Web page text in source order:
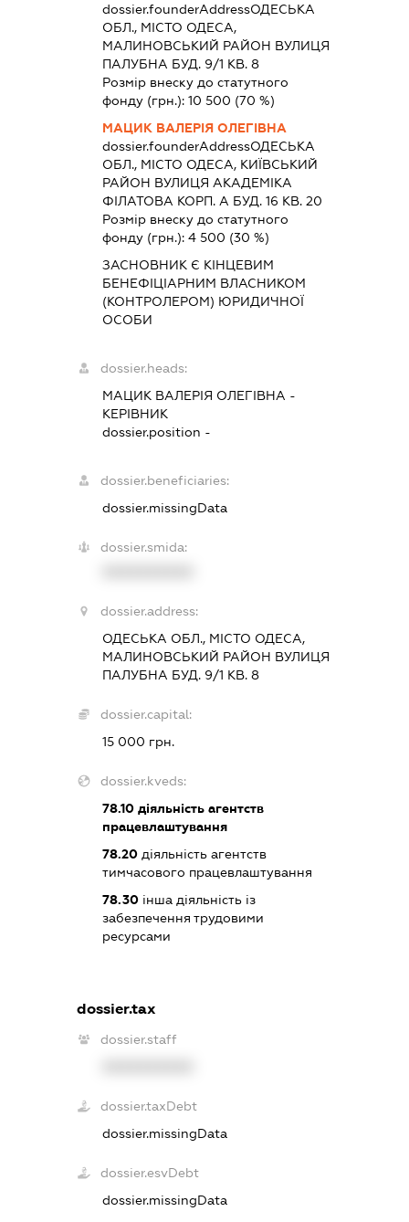
dossier.founderAddressОДЕСЬКА
ОБЛ., МІСТО ОДЕСА,
МАЛИНОВСЬКИЙ РАЙОН ВУЛИЦЯ
ПАЛУБНА БУД. 9/1 КВ. 8
Розмір внеску до статутного
фонду (грн.):10 500 (70 %)
МАЦИК ВАЛЕРІЯ ОЛЕГІВНА
dossier.founderAddressОДЕСЬКА
ОБЛ., МІСТО ОДЕСА, КИЇВСЬКИЙ
РАЙОН ВУЛИЦЯ АКАДЕМІКА
ФІЛАТОВА КОРП. А БУД. 16 КВ. 20
Розмір внеску до статутного
фонду (грн.):4 500 (30 %)
ЗАСНОВНИК Є КІНЦЕВИМ
БЕНЕФІЦІАРНИМ ВЛАСНИКОМ
(КОНТРОЛЕРОМ) ЮРИДИЧНОЇ
ОСОБИ
dossier.heads:
МАЦИК ВАЛЕРІЯ ОЛЕГІВНА -
КЕРІВНИК
dossier.position -
dossier.beneficiaries:
dossier.missingData
dossier.smida:
dossier.address:
ОДЕСЬКА ОБЛ., МІСТО ОДЕСА,
МАЛИНОВСЬКИЙ РАЙОН ВУЛИЦЯ
ПАЛУБНА БУД. 9/1 КВ. 8
dossier.capital:
15 000 грн.
dossier.kveds:
78.10 діяльність агентств
працевлаштування
78.20 діяльність агентств
тимчасового працевлаштування
78.30 інша діяльність із
забезпечення трудовими
ресурсами
dossier.tax
dossier.staff
dossier.taxDebt
dossier.missingData
dossier.esvDebt
dossier.missingData